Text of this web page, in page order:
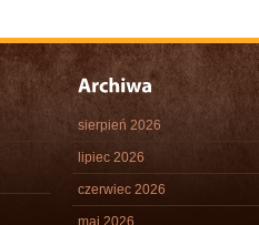
sierpień 2026
lipiec 2026
czerwiec 2026
maj 2026